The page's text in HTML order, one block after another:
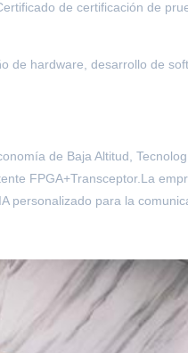
de certificación de
de hardware, desarrollo de
de Baja Altitud,
FPGA+Transceptor.La
personalizado para la